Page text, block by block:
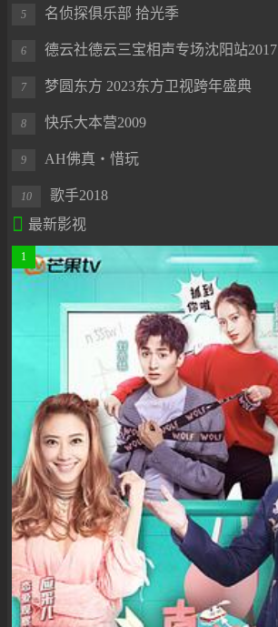
5 名侦探俱乐部 拾光季
6 德云社德云三宝相声专场沈阳站2017
7 梦圆东方 2023东方卫视跨年盛典
8 快乐大本营2009
9 AH佛真‧惜玩
10 歌手2018
 最新影视
1